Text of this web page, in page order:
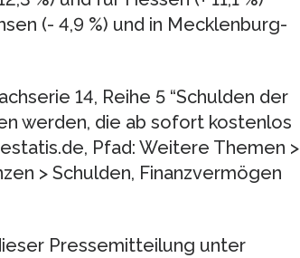
(- 4,9 %) und in Mecklenburg-
14, Reihe 5 “Schulden der
werden, die ab sofort kostenlos
Pfad: Weitere Themen >
> Schulden, Finanzvermögen
Pressemitteilung unter